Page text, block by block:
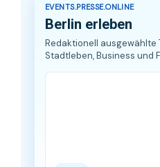
EVENTS.PRESSE.ONLINE
Berlin erleben
Redaktionell ausgewählte
Stadtleben, Business und